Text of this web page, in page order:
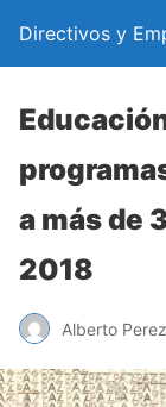
Directivos y
a más de
2018
Alberto Perez